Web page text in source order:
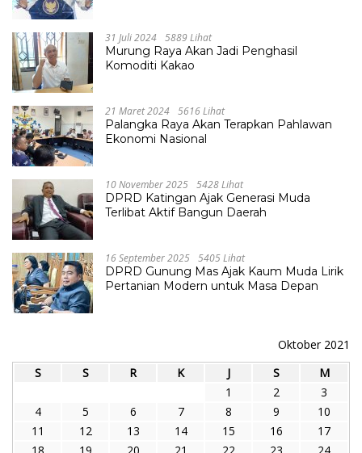
31 Juli 2024 5889 Lihat
Murung Raya Akan Jadi Penghasil
Komoditi Kakao
21 Maret 2024 5616 Lihat
Palangka Raya Akan Terapkan Pahlawan
Ekonomi Nasional
10 November 2025 5428 Lihat
DPRD Katingan Ajak Generasi Muda
Terlibat Aktif Bangun Daerah
16 September 2025 5405 Lihat
DPRD Gunung Mas Ajak Kaum Muda Lirik
Pertanian Modern untuk Masa Depan
Oktober 2021
S
S R K J S
M
1
2
3
4
5 6 7 8 9
10
11
12 13 14 15 16
17
18
19 20 21 22 23 24